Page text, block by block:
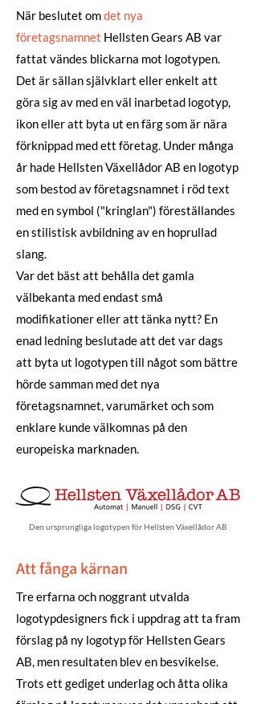
När beslutet omdet nya
företagsnamnet Hellsten Gears AB var
fattat vändes blickarna mot logotypen.
Det är sällan självklart eller enkelt att
göra sig av med en väl inarbetad logotyp,
ikon eller att byta ut en färg som är nära
förknippad med ett företag. Under många
år hade Hellsten Växellådor AB en logotyp
som bestod av företagsnamnet i röd text
med en symbol ("kringlan") föreställandes
en stilistisk avbildning av en hoprullad
slang.
Var det bäst att behålla det gamla
välbekanta med endast små
modifikationer eller att tänka nytt? En
enad ledning beslutade att det var dags
att byta ut logotypen till något som bättre
hörde samman med det nya
företagsnamnet, varumärket och som
enklare kunde välkomnas på den
europeiska marknaden.
Den ursprungliga logotypen för Hellsten Växellådor AB
Att fånga kärnan
Tre erfarna och noggrant utvalda
logotypdesigners fick i uppdrag att ta fram
förslag på ny logotyp för Hellsten Gears
AB, men resultaten blev en besvikelse.
Trots ett gediget underlag och åtta olika